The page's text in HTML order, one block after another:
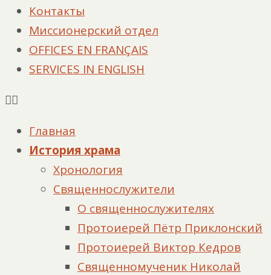
Контакты
Миссионерский отдел
OFFICES EN FRANÇAIS
SERVICES IN ENGLISH
Главная
История храма
Хронология
Священнослужители
О священнослужителях
Протоиерей Пётр Приклонский
Протоиерей Виктор Кедров
Священномученик Николай